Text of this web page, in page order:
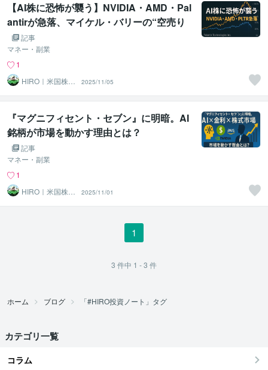
【AI株に恐怖が襲う】NVIDIA・AMD・Pal
antirが急落、マイケル・バリーの“空売り
宣言”が市場に衝撃
記事
マネー・副業
1
HIRO｜米国株×
兼業トレーダー
2025/11/05
『マグニフィセント・セブン』に明暗。AI
銘柄が市場を動かす理由とは？
記事
マネー・副業
1
HIRO｜米国株×
兼業トレーダー
2025/11/01
1
3 件中 1 - 3 件
ホーム ブログ 「#HIRO投資ノート」タグ
カテゴリ一覧
コラム